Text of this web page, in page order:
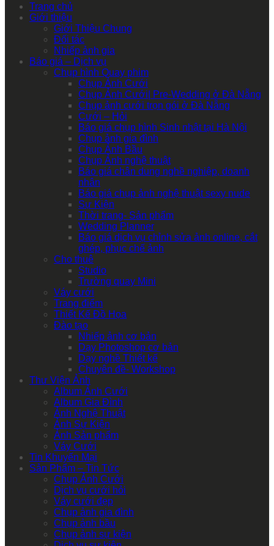
Trang chủ
Giới thiệu
Giới Thiệu Chung
Đối tác
Nhiếp ảnh gia
Báo giá – Dịch vụ
Chụp hình Quay phim
Chụp Ảnh Cưới
Chụp Ảnh Cưới| Pre-Wedding ở Đà Nẵng
Chụp ảnh cưới trọn gói ở Đà Nẵng
Cưới – Hỏi
Báo giá chụp hình Sinh nhật tại Hà Nội
Chụp ảnh gia đình
Chụp Ảnh Bầu
Chụp Ảnh nghệ thuật
Báo giá chân dung nghề nghiệp, doanh
nhân
Báo giá chụp ảnh nghệ thuật sexy nude
Sự Kiện
Thời trang- Sản phẩm
Wedding Planner
Báo giá dịch vụ chỉnh sửa ảnh online, cắt
ghép, phục chế ảnh
Cho thuê
Studio
Trường quay Mini
Váy cưới
Trang điểm
Thiết Kế Đồ Họa
Đào tạo
Nhiếp ảnh cơ bản
Dạy Photoshop cơ bản
Dạy nghề Thiết kế
Chuyên đề- Workshop
Thư Viện Ảnh
Album Ảnh Cưới
Album Gia Đình
Ảnh Nghệ Thuật
Ảnh Sự Kiện
Ảnh Sản phẩm
Váy Cưới
Tin Khuyến Mại
Sản Phẩm – Tin Tức
Chụp Ảnh Cưới
Dịch vụ cưới hỏi
Váy cưới đẹp
Chụp ảnh gia đình
Chụp ảnh bầu
Chụp ảnh sự kiện